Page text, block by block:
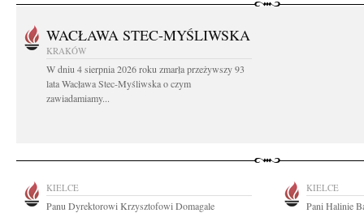
WACŁAWA STEC-MYŚLIWSKA
KRAKÓW
W dniu 4 sierpnia 2026 roku zmarła przeżywszy 93
lata Wacława Stec-Myśliwska o czym
zawiadamiamy...
KIELCE
Panu Dyrektorowi Krzysztofowi Domagale
KIELCE
Pani Halinie